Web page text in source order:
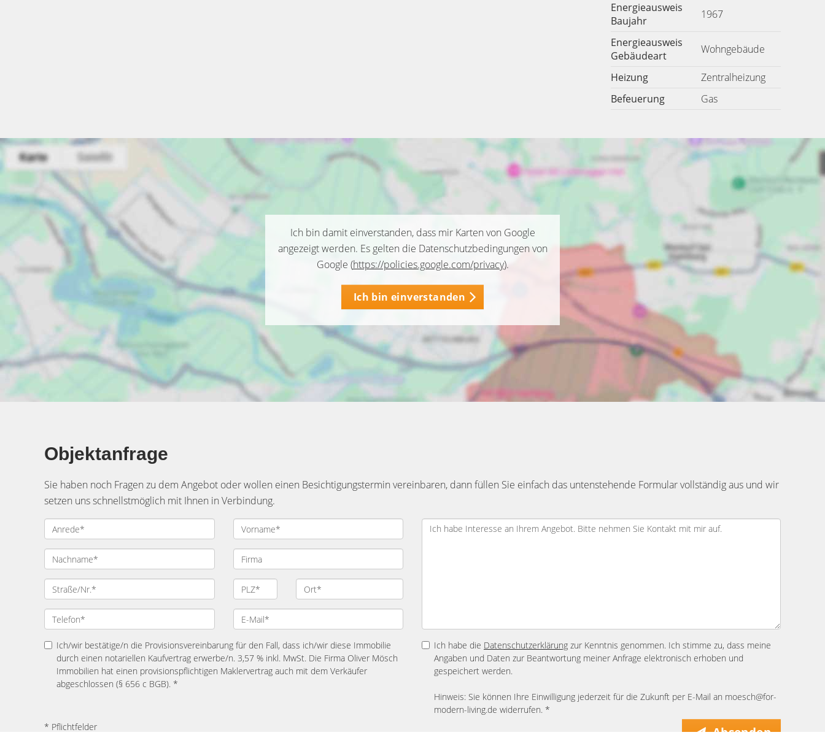
Energieausweis
Baujahr
1967
Energieausweis
Gebäudeart
Wohngebäude
Heizung
Zentralheizung
Befeuerung
Gas
Ich bin damit einverstanden, dass mir Karten von Google
angezeigt werden. Es gelten die Datenschutzbedingungen von
Google (https://policies.google.com/privacy).
Ich bin einverstanden
Objektanfrage
Sie haben noch Fragen zu dem Angebot oder wollen einen Besichtigungstermin vereinbaren, dann füllen Sie einfach das untenstehende Formular vollständig aus und wir
setzen uns schnellstmöglich mit Ihnen in Verbindung.
Ich/wir bestätige/n die Provisionsvereinbarung für den Fall, dass ich/wir diese Immobilie
durch einen notariellen Kaufvertrag erwerbe/n. 3,57 % inkl. MwSt. Die Firma Oliver Mösch
Immobilien hat einen provisionspflichtigen Maklervertrag auch mit dem Verkäufer
abgeschlossen (§ 656 c BGB). *
Ich habe die Datenschutzerklärung zur Kenntnis genommen. Ich stimme zu, dass meine
Angaben und Daten zur Beantwortung meiner Anfrage elektronisch erhoben und
gespeichert werden.
Hinweis: Sie können Ihre Einwilligung jederzeit für die Zukunft per E-Mail an moesch@for-
modern-living.de widerrufen. *
* Pflichtfelder
Absenden